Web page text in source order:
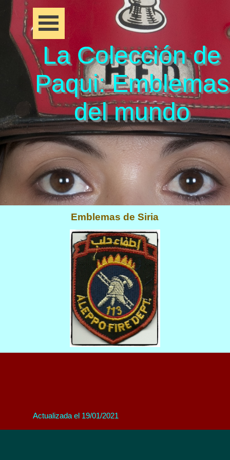
La Colección de
Paqui: Emblemas
del mundo
Emblemas de Siria
Actualizada el 19/01/2021